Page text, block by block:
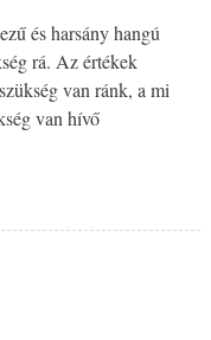
és harsány hangú
rá. Az értékek
van ránk, a mi
van hívő